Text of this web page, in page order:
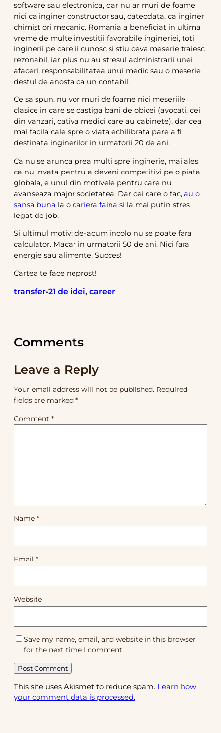
software sau electronica, dar nu ar muri de foame
nici ca inginer constructor sau, cateodata, ca inginer
chimist ori mecanic. Romania a beneficiat in ultima
vreme de multe investitii favorabile ingineriei, toti
inginerii pe care ii cunosc si stiu ceva meserie traiesc
rezonabil, iar plus nu au stresul administrarii unei
afaceri, responsabilitatea unui medic sau o meserie
destul de anosta ca un contabil.
Ce sa spun, nu vor muri de foame nici meseriile
clasice in care se castiga bani de obicei (avocati, cei
din vanzari, cativa medici care au cabinete), dar cea
mai facila cale spre o viata echilibrata pare a fi
destinata inginerilor in urmatorii 20 de ani.
Ca nu se arunca prea multi spre inginerie, mai ales
ca nu invata pentru a deveni competitivi pe o piata
globala, e unul din motivele pentru care nu
avanseaza major societatea. Dar cei care o fac, au o
sansa buna la o cariera faina si la mai putin stres
legat de job.
Si ultimul motiv: de-acum incolo nu se poate fara
calculator. Macar in urmatorii 50 de ani. Nici fara
energie sau alimente. Succes!
Cartea te face neprost!
transfer•21 de idei, career
Comments
Leave a Reply
Your email address will not be published. Required
fields are marked *
Comment *
Name *
Email *
Website
Save my name, email, and website in this browser
for the next time I comment.
This site uses Akismet to reduce spam. Learn how
your comment data is processed.